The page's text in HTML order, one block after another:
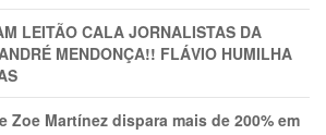
LEITÃO CALA JORNALISTAS DA
MENDONÇA!! FLÁVIO HUMILHA
Zoe Martínez dispara mais de 200% em